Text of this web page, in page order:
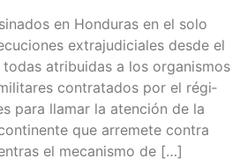
en Hon­du­ras en el solo
extra­ju­di­cia­les des­de el
atri­bui­das a los orga­nis­mos
con­tra­ta­dos por el régi­
para lla­mar la aten­ción de la
que arre­me­te con­tra
el meca­nis­mo de […]